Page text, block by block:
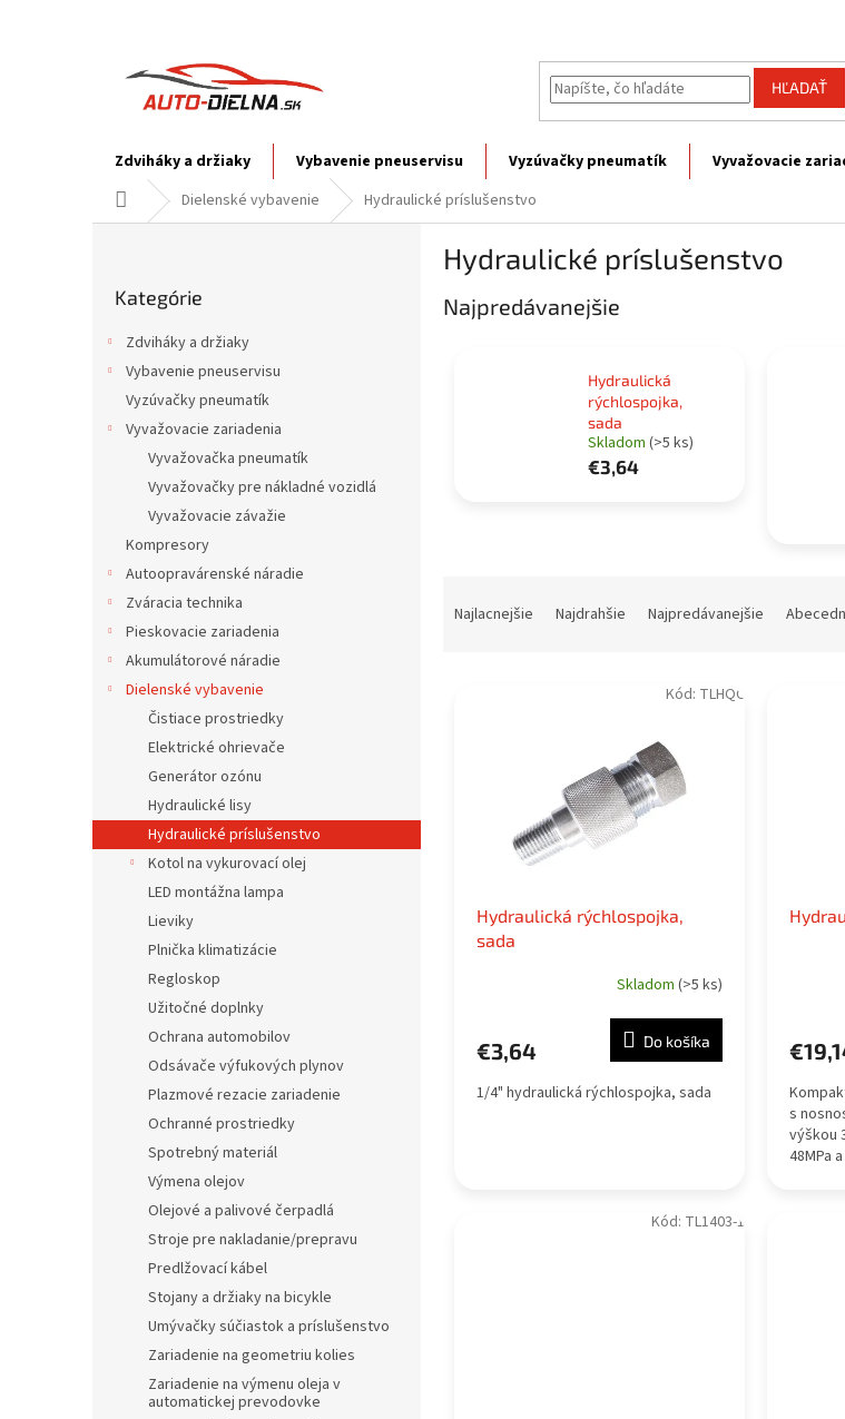
HĽADAŤ
Zdviháky a držiaky Vybavenie pneuservisu Vyzúvačky pneumatík Vyvažovacie
DomovDielenské vybavenie Hydraulické príslušenstvo
kategórie
Kategórie
Zdviháky a držiaky
Vybavenie pneuservisu
Vyzúvačky pneumatík
Vyvažovacie zariadenia
Vyvažovačka pneumatík
Vyvažovačky pre nákladné vozidlá
Vyvažovacie závažie
Kompresory
Autoopravárenské náradie
Zváracia technika
Pieskovacie zariadenia
Akumulátorové náradie
Dielenské vybavenie
Čistiace prostriedky
Elektrické ohrievače
Generátor ozónu
Hydraulické lisy
Hydraulické príslušenstvo
Kotol na vykurovací olej
LED montážna lampa
Lieviky
Plnička klimatizácie
Regloskop
Užitočné doplnky
Ochrana automobilov
Odsávače výfukových plynov
Plazmové rezacie zariadenie
Ochranné prostriedky
Spotrebný materiál
Výmena olejov
Olejové a palivové čerpadlá
Stroje pre nakladanie/prepravu
Predlžovací kábel
Stojany a držiaky na bicykle
Umývačky súčiastok a príslušenstvo
Zariadenie na geometriu kolies
Zariadenie na výmenu oleja v
automatickej prevodovke
Hydraulické príslušenstvo
Najpredávanejšie
Hydraulická
rýchlospojka,
sada
Skladom (>5 ks)
€3,64
Najlacnejšie Najdrahšie Najpredávanejšie
Hydraulická rýchlospojka,
sada
Skladom (>5 ks)
€3,64 Do košíka
1/4" hydraulická rýchlospojka, sada
Kód: TLHQC
s
výškou
48MPa
Kód: TL1403-1